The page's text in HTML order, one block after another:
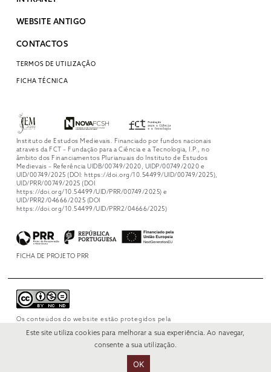
WEBSITE ANTIGO
CONTACTOS
TERMOS DE UTILIZAÇÃO
FICHA TÉCNICA
Instituto de Estudos Medievais. Financiado por fundos nacionais
através da FCT – Fundação para a Ciência e a Tecnologia, I.P., no
âmbito dos Financiamentos Plurianuais do Instituto de Estudos
Medievais – Referência UIDB/00749/2020, UIDP/00749/2020 e
UID/00749/2025 (DOI: https://doi.org/10.54499/UID/00749/2025),
UID/PRR/00749/2025 (DOI
https://doi.org/10.54499/UID/PRR/00749/2025) e
UID/PRR2/04666/2025 (DOI
https://doi.org/10.54499/UID/PRR2/04666/2025)
FICHA DE PROJETO PRR
Os conteúdos do website estão protegidos pela
NonCommercial-NoDerivs 4.0 International.
Este site utiliza cookies para melhorar a sua experiência. Ao navegar,
consente a sua utilização.
OK